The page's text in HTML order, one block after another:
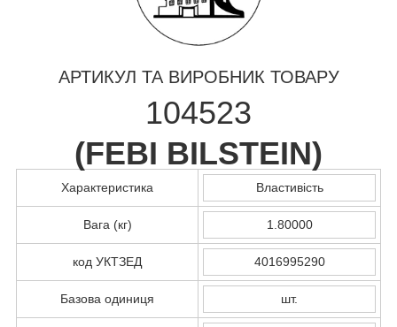
АРТИКУЛ ТА ВИРОБНИК ТОВАРУ
104523
(FEBI BILSTEIN)
Характеристика Властивість
Вага (кг) 1.80000
код УКТЗЕД 4016995290
Базова одиниця шт.